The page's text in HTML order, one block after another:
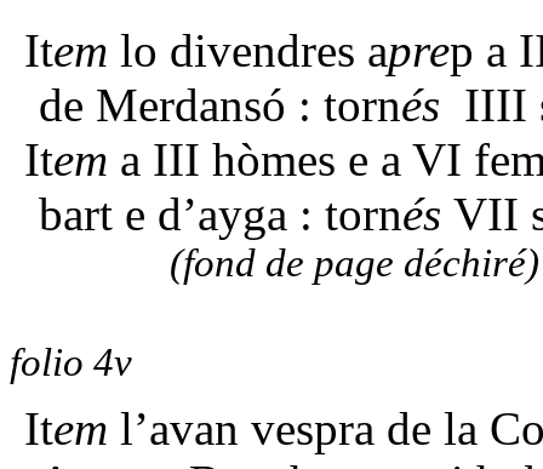
Item lo divendres aprep a
de Merdansó : tornés IIII
Item a III hòmes e a VI
bart e d’ayga : tornés VII
(fond de page déchiré)
folio 4v
Item l’avan vespra de la